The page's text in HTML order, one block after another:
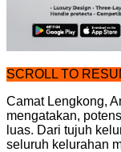
SCROLL TO
Camat Lengkong,
mengatakan,
luas. Dari tujuh
seluruh kelurahan